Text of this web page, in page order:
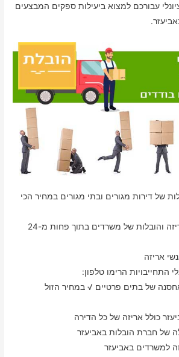
עבורכם למצוא ביעילות ספקים המבצעים
של דירות מגורים ובתי מגורים במחיר הכי
קל לבחור פירוק ואריזה והובלות של משרדים בתוך פחות מ-24
אריזה
התחייבויות הרימו טלפון:
של בתים פרטיים √ במחיר הזול
כולל אריזה של כל הדירה
של חברת הובלות באביעזר
למשרדים באביעזר